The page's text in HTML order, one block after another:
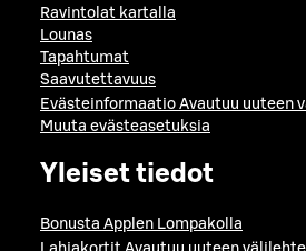
Ravintolat kartalla
Lounas
Tapahtumat
Saavutettavuus
Evästeinformaatio Avautuu uuteen
Muuta evästeasetuksia
Yleiset tiedot
Bonusta Applen Lompakolla